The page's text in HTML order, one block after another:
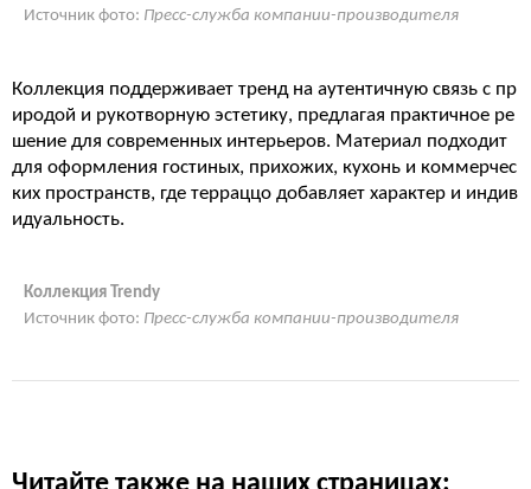
Источник фото: Пресс-служба компании-производителя
Коллекция поддерживает тренд на аутентичную связь с пр
иродой и рукотворную эстетику, предлагая практичное ре
шение для современных интерьеров. Материал подходит
для оформления гостиных, прихожих, кухонь и коммерчес
ких пространств, где терраццо добавляет характер и индив
идуальность.
Коллекция Trendy
Источник фото: Пресс-служба компании-производителя